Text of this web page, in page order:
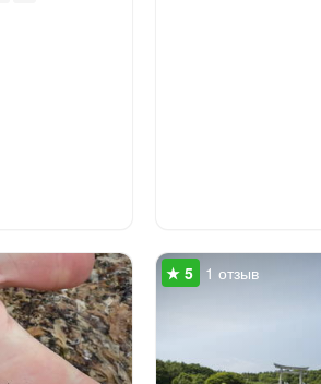
1 отзыв